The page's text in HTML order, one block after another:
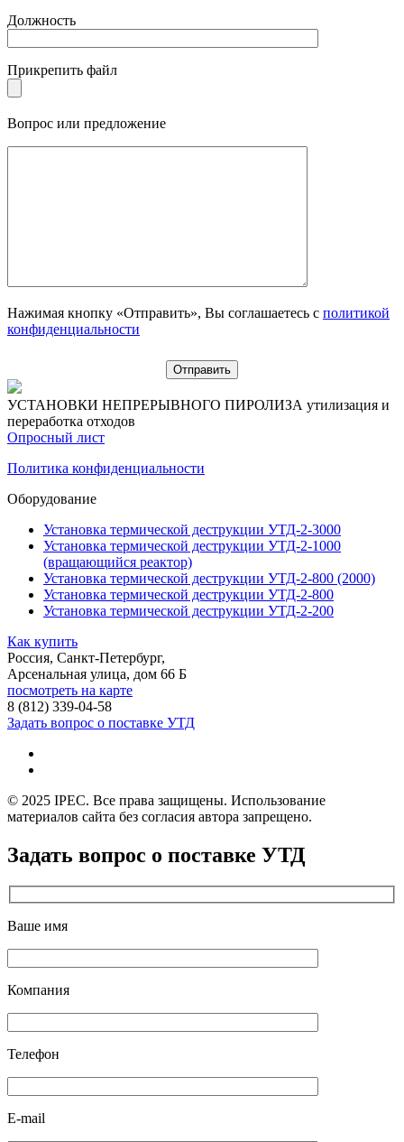
Должность
Прикрепить файл
Вопрос или предложение
Нажимая кнопку «Отправить», Вы соглашаетесь с политикой
конфиденциальности
УСТАНОВКИ НЕПРЕРЫВНОГО ПИРОЛИЗА утилизация и
переработка отходов
Опросный лист
Политика конфиденциальности
Оборудование
Установка термической деструкции УТД-2-3000
Установка термической деструкции УТД-2-1000
(вращающийся реактор)
Установка термической деструкции УТД-2-800 (2000)
Установка термической деструкции УТД-2-800
Установка термической деструкции УТД-2-200
Как купить
Россия, Санкт-Петербург,
Арсенальная улица, дом 66 Б
посмотреть на карте
8 (812) 339-04-58
Задать вопрос о поставке УТД
© 2025 IPEC. Все права защищены. Использование
материалов сайта без согласия автора запрещено.
Задать вопрос о поставке УТД
Ваше имя
Компания
Телефон
E-mail